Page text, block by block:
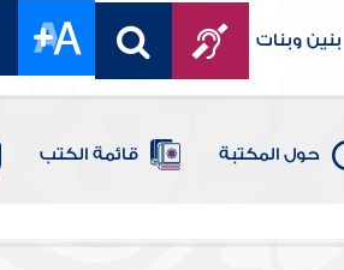
بنين وبنات
حول المكتبة قائمة الكتب